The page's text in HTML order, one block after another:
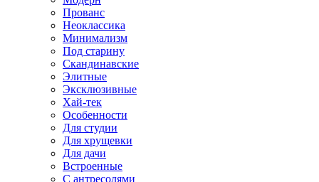
Прованс
Неоклассика
Минимализм
Под старину
Скандинавские
Элитные
Эксклюзивные
Хай-тек
Особенности
Для студии
Для хрущевки
Для дачи
Встроенные
С антресолями